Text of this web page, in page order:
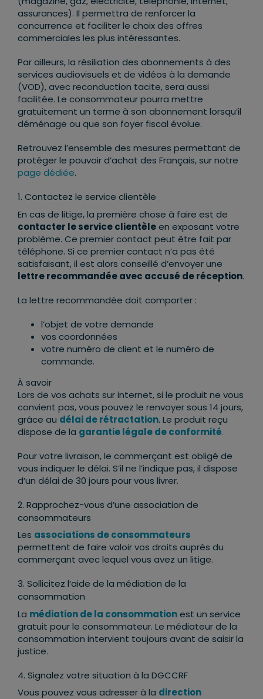
assurances). Il permettra de renforcer la
concurrence et faciliter le choix des offres
commerciales les plus intéressantes.
Par ailleurs, la résiliation des abonnements à des
services audiovisuels et de vidéos à la demande
(VOD), avec reconduction tacite, sera aussi
facilitée. Le consommateur pourra mettre
gratuitement un terme à son abonnement lorsqu’il
déménage ou que son foyer fiscal évolue.
Retrouvez l’ensemble des mesures permettant de
protéger le pouvoir d’achat des Français, sur notre
page dédiée.
1. Contactez le service clientèle
En cas de litige, la première chose à faire est de
contacter le service clientèleen exposant votre
problème. Ce premier contact peut être fait par
téléphone. Si ce premier contact n’a pas été
satisfaisant, il est alors conseillé d’envoyer une
lettre recommandée avec accusé de réception.
La lettre recommandée doit comporter :
l’objet de votre demande
vos coordonnées
votre numéro de client et le numéro de
commande.
À savoir
Lors de vos achats sur internet, si le produit ne vous
convient pas, vous pouvez le renvoyer sous 14 jours,
grâce au délai de rétractation. Le produit reçu
dispose de la garantie légale de conformité.
Pour votre livraison, le commerçant est obligé de
vous indiquer le délai. S’il ne l’indique pas, il dispose
d’un délai de 30 jours pour vous livrer.
2. Rapprochez-vous d’une association de
consommateurs
Les associations de consommateurs
permettent de faire valoir vos droits auprès du
commerçant avec lequel vous avez un litige.
3. Sollicitez l’aide de la médiation de la
consommation
La médiation de la consommationest un service
gratuit pour le consommateur. Le médiateur de la
consommation intervient toujours avant de saisir la
justice.
4. Signalez votre situation à la DGCCRF
Vous pouvez vous adresser à la direction